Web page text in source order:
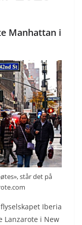
Manhattan i
står det på
Iberia
Lanzarote i New